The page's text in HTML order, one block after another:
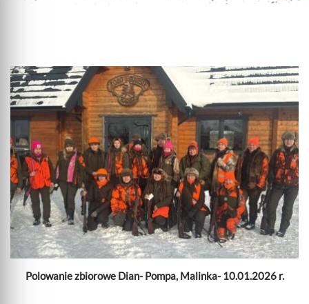
Polowanie zbiorowe Dian- Pompa, Malinka- 10.01.2026 r.